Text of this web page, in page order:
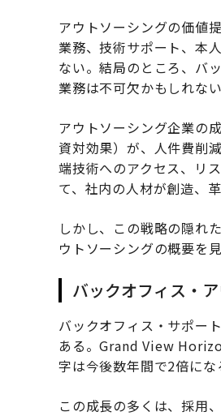
アウトソーシングの価値
業務、技術サポート、本
ない。結局のところ、バ
業務は不可欠かもしれな
アウトソーシング企業の
資対効果）が、人件費削
端技術へのアクセス、リ
て、社内の人材が創造、
しかし、この戦略の隠れ
ウトソーシングの概要を見
バックオフィス・
バックオフィス・サポー
ある。Grand View
字は今後数年間で2倍に
この成長の多くは、採用